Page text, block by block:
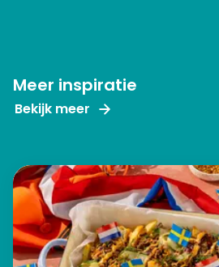
Meer inspiratie
Bekijk meer